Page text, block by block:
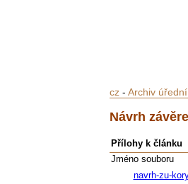
cz- Archiv
Návrh
Přílohy k článku
Jméno souboru
navrh-zu-